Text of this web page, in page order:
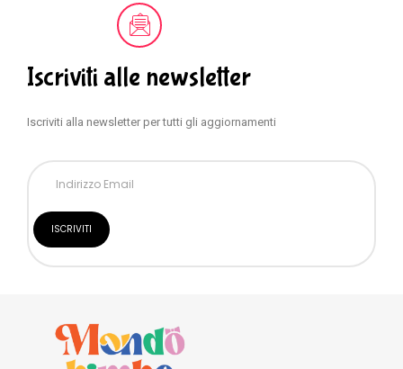
Iscriviti alle newsletter
Iscriviti alla newsletter per tutti gli aggiornamenti